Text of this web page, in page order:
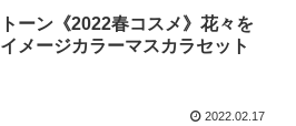
トーン《2022春コスメ》花々を
イメージカラーマスカラセット
2022.02.17